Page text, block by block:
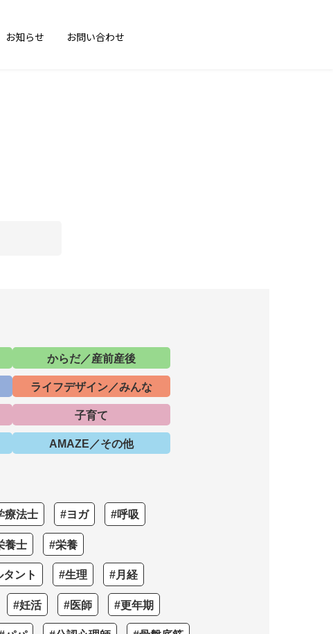
お知らせ お問い合わせ
からだ／産前産後
ライフデザイン／みんな
子育て
AMAZE／その他
療法士 #ヨガ #呼吸
養士 #栄養
ント #生理 #月経
#妊活 #医師 #更年期